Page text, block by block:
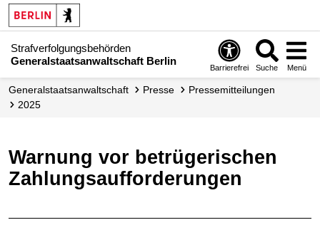
Strafverfolgungsbehörden
Generalstaatsanwaltschaft Berlin
Barrierefrei Suche Menü
Generalstaatsanwaltschaft Presse
Presse­mitteilungen
2025
Warnung vor betrügerischen
Zahlungsaufforderungen